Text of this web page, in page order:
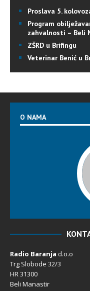
Proslava 5.
Program
zahvalnosti – Beli
ZŠRD u Brifingu
Veterinar Benić u
O NAMA
Radio Baranja d.o.o
Trg Slobode 32/3
HR 31300
Beli Manastir